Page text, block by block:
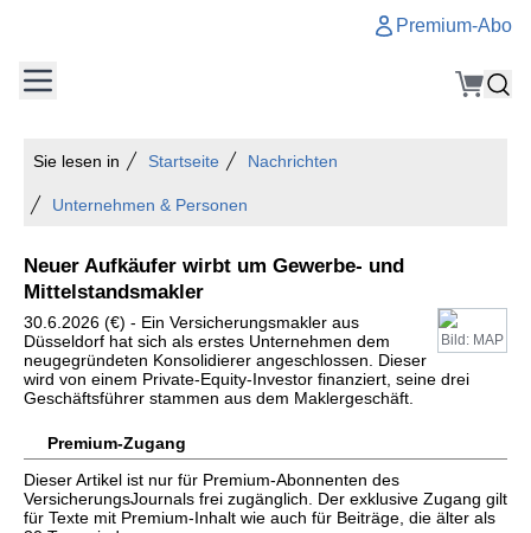
Premium-Abo
Sie lesen in Startseite Nachrichten
Unternehmen & Personen
Neuer Aufkäufer wirbt um Gewerbe- und
Mittelstandsmakler
Bild: MAP
30.6.2026 (€) - Ein Versicherungsmakler aus
Düsseldorf hat sich als erstes Unternehmen dem
neugegründeten Konsolidierer angeschlossen. Dieser
wird von einem Private-Equity-Investor finanziert, seine drei
Geschäftsführer stammen aus dem Maklergeschäft.
Premium-Zugang
Dieser Artikel ist nur für Premium-Abonnenten des
VersicherungsJournals frei zugänglich. Der exklusive Zugang gilt
für Texte mit Premium-Inhalt wie auch für Beiträge, die älter als